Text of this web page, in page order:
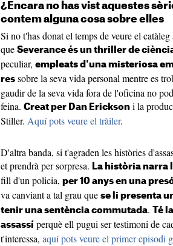
¿Encara no has vist aquestes
contem alguna cosa sobre elles
Si no t'has donat el temps de veure el
que Severance és un thriller de
peculiar, empleats d'una misteriosa
res sobre la seva vida personal mentre es
gaudir de la seva vida fora de l'oficina no
feina. Creat per Dan Erickson i la
Stiller. Aquí pots veure el tràiler.
D'altra banda, si t'agraden les històries
et prendrà per sorpresa. La història narra
fill d'un policia, per 10 anys en una
va canviant a tal grau que se li presenta
tenir una sentència commutada.
Té
assassí perquè ell pugui ser testimoni de
t'interessa, aquí pots veure el primer episodi